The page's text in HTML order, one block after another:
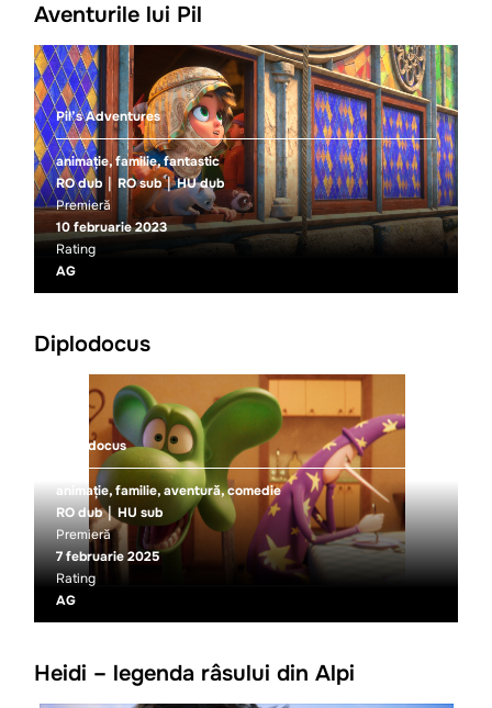
Aventurile lui Pil
Pil’s Adventures
animație, familie, fantastic
RO dub
RO sub
HU dub
Premieră
10 februarie 2023
Rating
AG
Diplodocus
Diplodocus
animație, familie, aventură, comedie
RO dub
HU sub
Premieră
7 februarie 2025
Rating
AG
Heidi – legenda râsului din Alpi